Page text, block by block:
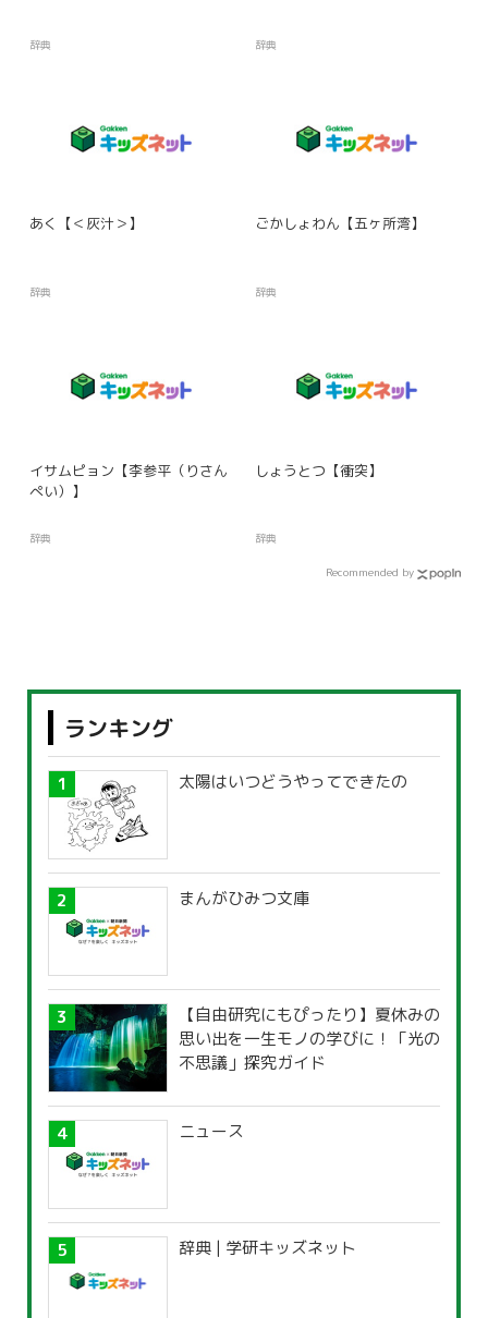
辞典 辞典
あく【＜灰汁＞】
辞典
ごかしょわん【五ヶ所湾】
辞典
イサムピョン【李参平（りさん
ぺい）】
辞典
しょうとつ【衝突】
辞典
Recommended by
ランキング
太陽はいつどうやってできたの
まんがひみつ文庫
【自由研究にもぴったり】夏休みの
思い出を一生モノの学びに！「光の
不思議」探究ガイド
ニュース
辞典 | 学研キッズネット